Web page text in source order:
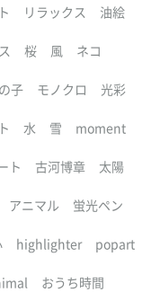
リラックス 油絵
桜 風 ネコ
子 モノクロ 光彩
水 雪 moment
ト 古河博章 太陽
アニマル 蛍光ペン
highlighter popart
おうち時間